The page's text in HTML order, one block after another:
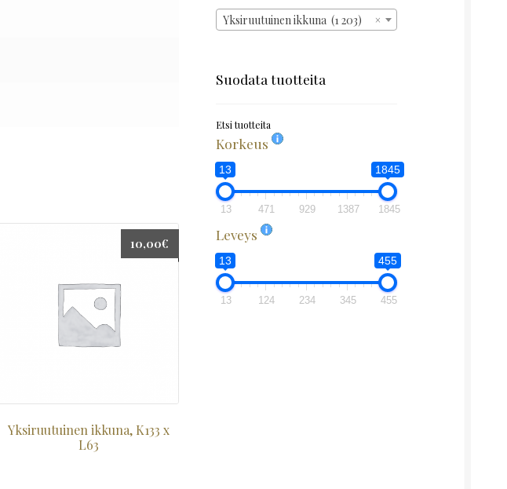
Yksiruutuinen ikkuna, K133 x
L63
10,00€
×
Yksiruutuinen ikkuna (1 203)
Suodata tuotteita
Etsi tuotteita
Korkeus
13 1845
13 471 929 1387 1845
Leveys
13 455
13 124 234 345 455